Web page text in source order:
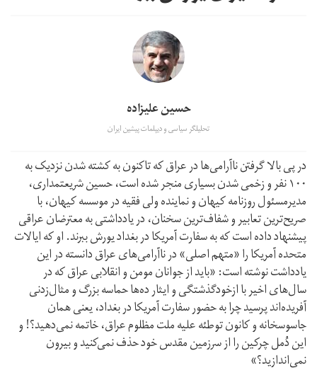
حسین علیزاده
تحلیلگر سیاسی و دیپلمات پیشین ایران
در پی بالا گرفتن ناآرامی‌ها در عراق که تا‌کنون به کشته شدن نزدیک به
۱۰۰ نفر و زخمی شدن بسیاری منجر شده است، حسین شریعتمداری،
مدیر‌مسئول روزنامه کیهان و نماینده ولی فقیه در موسسه کیهان، با
صریح‌ترین تعابیر و شفاف‌ترین سخنان، در یادداشتی به معترضان عراقی
پیشنهاد داده است که به سفارت آمریکا در بغداد یورش ببرند. او که ایالات
متحده آمریکا را «متهم اصلی» در ناآرامی‌های عراق دانسته در این
یادداشت نوشته است: «باید از جوانان مومن و انقلابی عراق که در
سال‌های اخیر با از‌خودگذشتگی و ایثار ده‌ها حماسه بزرگ و مثال‌زدنی
آفریده‌اند پرسید چرا به حضور سفارت آمریکا در بغداد، یعنی همان
جاسوسخانه و کانون توطئه علیه ملت مظلوم عراق، خاتمه نمی‌دهید؟! و
این دُمل چرکین را از سرزمین مقدس خود حذف نمی‌کنید و بیرون
نمی‌اندازید؟»